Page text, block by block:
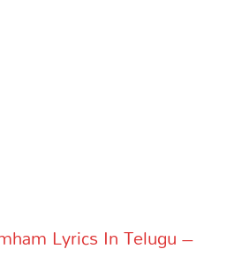
Lyrics In Telugu –